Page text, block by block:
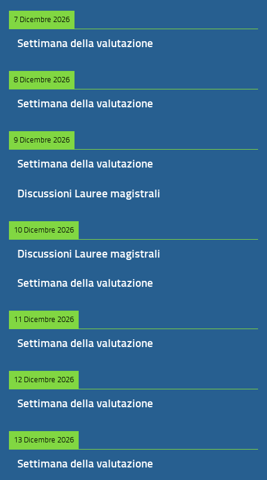
7 Dicembre 2026
Settimana della valutazione
8 Dicembre 2026
Settimana della valutazione
9 Dicembre 2026
Settimana della valutazione
Discussioni Lauree magistrali
10 Dicembre 2026
Discussioni Lauree magistrali
Settimana della valutazione
11 Dicembre 2026
Settimana della valutazione
12 Dicembre 2026
Settimana della valutazione
13 Dicembre 2026
Settimana della valutazione